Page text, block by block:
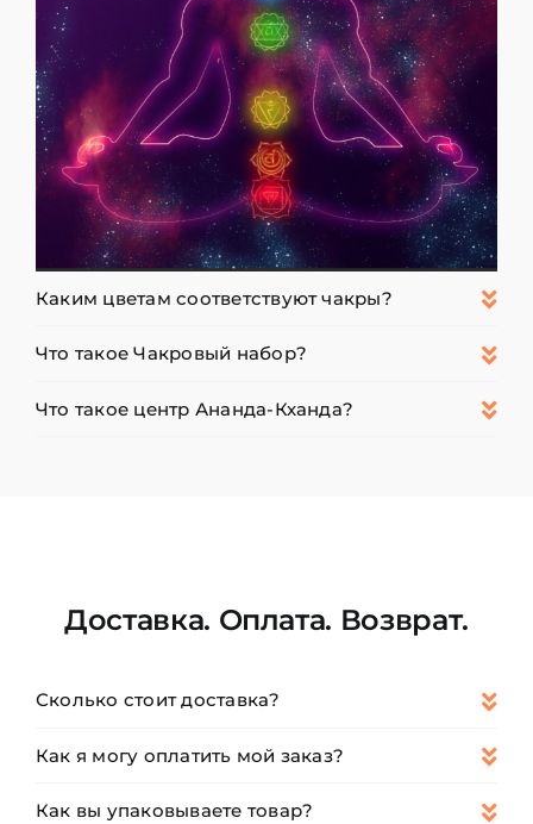
Каким цветам соответствуют чакры?
Что такое Чакровый набор?
Что такое центр Ананда-Кханда?
Доставка. Оплата. Возврат.
Сколько стоит доставка?
Как я могу оплатить мой заказ?
Как вы упаковываете товар?